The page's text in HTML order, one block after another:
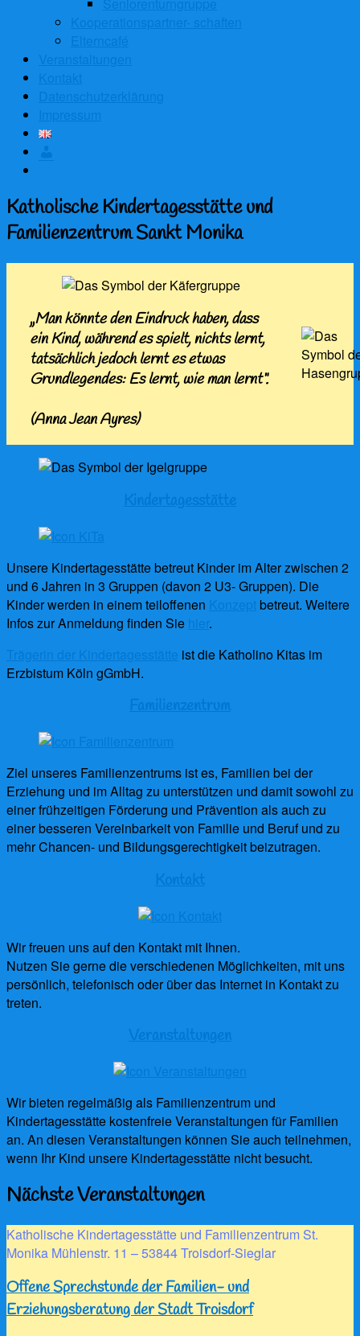
Katholische Kindertagesstätte und
Familienzentrum Sankt Monika
„Man könnte den Eindruck haben, dass
ein Kind,während es spielt, nichts lernt,
tatsächlichjedoch lernt es etwas
Grundlegendes: Es lernt,wie man lernt“.
(Anna Jean Ayres)
Unsere Kindertagesstätte betreut Kinder im Alter zwischen 2
und 6 Jahren in 3 Gruppen (davon 2 U3- Gruppen). Die
Kinder werden in einem teiloffenen
betreut. Weitere
Infos zur Anmeldung finden Sie
.
ist die Katholino Kitas im
Erzbistum Köln gGmbH.
Ziel unseres Familienzentrums ist es, Familien bei der
Erziehung und im Alltag zu unterstützen und damit sowohl zu
einer frühzeitigen Förderung und Prävention als auch zu
einer besseren Vereinbarkeit von Familie und Beruf und zu
mehr Chancen- und Bildungsgerechtigkeit beizutragen.
Wir freuen uns auf den Kontakt mit Ihnen.
Nutzen Sie gerne die verschiedenen Möglichkeiten, mit uns
persönlich, telefonisch oder über das Internet in Kontakt zu
treten.
Wir bieten regelmäßig als Familienzentrum und
Kindertagesstätte kostenfreie Veranstaltungen für Familien
an. An diesen Veranstaltungen können Sie auch teilnehmen,
wenn Ihr Kind unsere Kindertagesstätte nicht besucht.
Nächste Veranstaltungen
Katholische Kindertagesstätte und Familienzentrum St.
Monika Mühlenstr. 11 – 53844 Troisdorf-Sieglar
Offene Sprechstunde der Familien- und
Erziehungsberatung der Stadt Troisdorf